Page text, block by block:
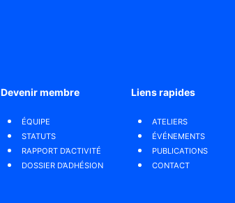
Devenir membre
ÉQUIPE
STATUTS
RAPPORT D’ACTIVITÉ
DOSSIER D’ADHÉSION
Liens rapides
ATELIERS
ÉVÉNEMENTS
PUBLICATIONS
CONTACT